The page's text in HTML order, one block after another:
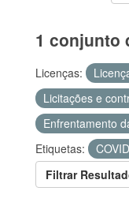
1 conjunto
Licenças:
Licitações e
Enfrentamento
Etiquetas:
Filtrar